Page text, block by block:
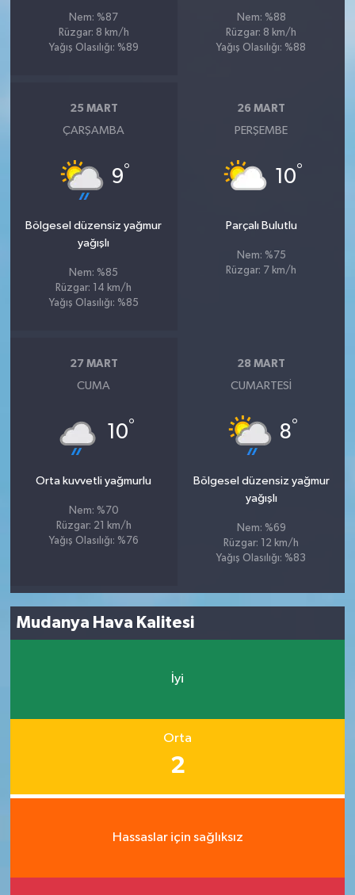
Nem: %87
Rüzgar: 8 km/h
Yağış Olasılığı: %89
Nem: %88
Rüzgar: 8 km/h
Yağış Olasılığı: %88
25 MART
ÇARŞAMBA
9°
Bölgesel düzensiz yağmur
yağışlı
Nem: %85
Rüzgar: 14 km/h
Yağış Olasılığı: %85
26 MART
PERŞEMBE
10°
Parçalı Bulutlu
Nem: %75
Rüzgar: 7 km/h
27 MART
CUMA
10°
Orta kuvvetli yağmurlu
Nem: %70
Rüzgar: 21 km/h
Yağış Olasılığı: %76
28 MART
CUMARTESI
8°
Bölgesel düzensiz yağmur
yağışlı
Nem: %69
Rüzgar: 12 km/h
Yağış Olasılığı: %83
Mudanya Hava Kalitesi
İyi
Orta
2
Hassaslar için sağlıksız